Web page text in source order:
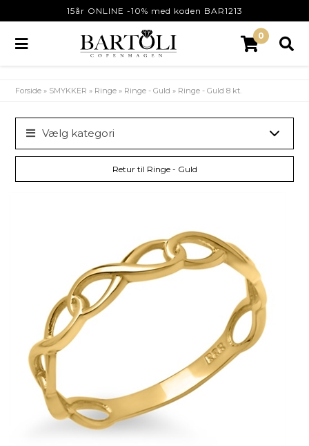
15år ONLINE -10% med koden BAR1213
0
Forside » SMYKKER » Ringe » Ringe - Guld » Ringe - Guld 8 kt.
Vælg kategori
Retur til Ringe - Guld